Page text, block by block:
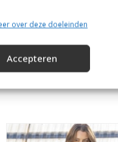
over deze doeleinden
Accepteren
Belle